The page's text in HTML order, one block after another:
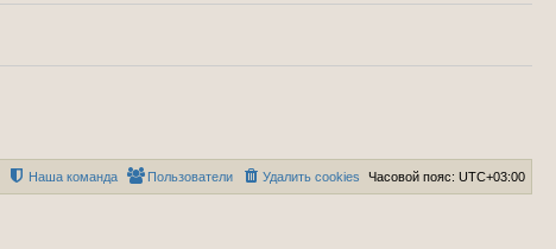
Часовой пояс: UTC+03:00
Удалить cookies
Пользователи
Наша команда